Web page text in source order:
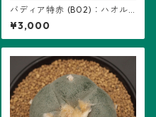
バディア特赤 (B02)：ハオル
チア属 ※実生
¥3,000